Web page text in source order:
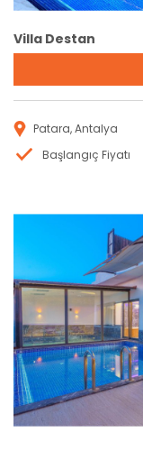
Villa Destan
Patara, Antalya
Başlangıç Fiyatı